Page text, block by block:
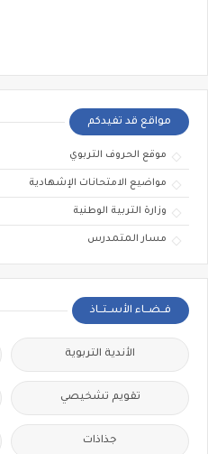
مواقع قد تفيدكم
موقع الحروف التربوي
مواضيع الامتحانات الإشهادية
وزارة التربية الوطنية
مسار المتمدرس
فــضــاء الأســتــاذ
الأندية التربوية
تقويم تشخيصي
جذاذات